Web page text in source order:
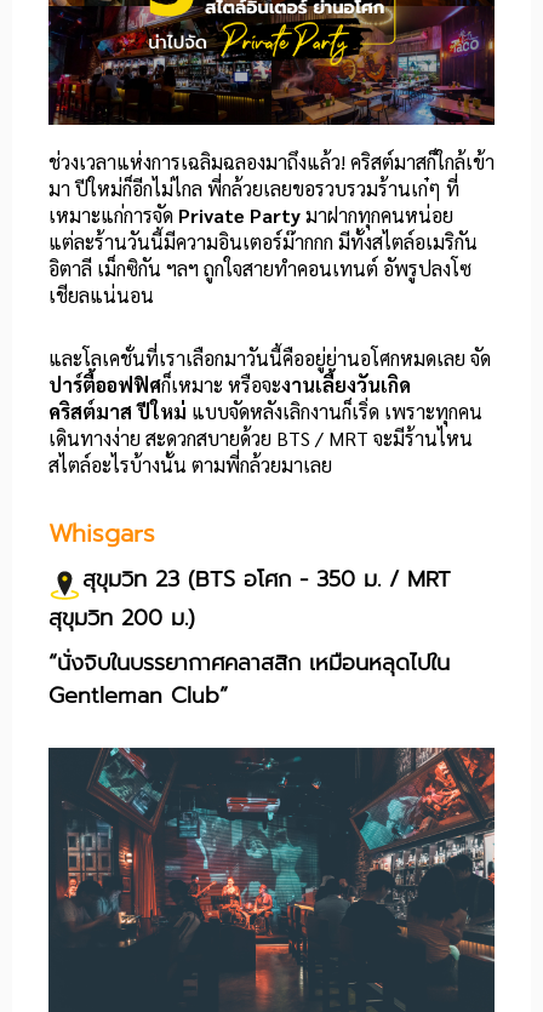
ช่วงเวลาแห่งการเฉลิมฉลองมาถึงแล้ว! คริสต์มาสก็ใกล้เข้า
มา ปีใหม่ก็อีกไม่ไกล พี่กล้วยเลยขอรวบรวมร้านเก๋ๆ ที่
เหมาะแก่การจัด Private Partyมาฝากทุกคนหน่อย
แต่ละร้านวันนี้มีความอินเตอร์ม๊ากกก มีทั้งสไตล์อเมริกัน
อิตาลี เม็กซิกัน ฯลฯ ถูกใจสายทำคอนเทนต์ อัพรูปลงโซ
เชียลแน่นอน
และโลเคชั่นที่เราเลือกมาวันนี้คืออยู่ย่านอโศกหมดเลย จัด
ปาร์ตี้ออฟฟิศก็เหมาะ หรือจะงานเลี้ยงวันเกิด
คริสต์มาส ปีใหม่ แบบจัดหลังเลิกงานก็เริ่ด เพราะทุกคน
เดินทางง่าย สะดวกสบายด้วย BTS / MRT จะมีร้านไหน
สไตล์อะไรบ้างนั้น ตามพี่กล้วยมาเลย
Whisgars
สุขุมวิท 23 (BTS อโศก - 350 ม. / MRT
สุขุมวิท 200 ม.)
“นั่งจิบในบรรยากาศคลาสสิก เหมือนหลุดไปใน
Gentleman Club”